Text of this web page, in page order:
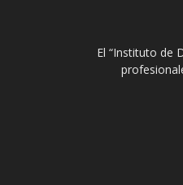
El “Instituto de